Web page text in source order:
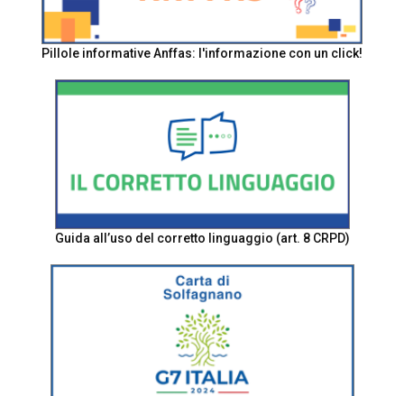
Pillole informative Anffas: l'informazione con un click!
Guida all’uso del corretto linguaggio (art. 8 CRPD)